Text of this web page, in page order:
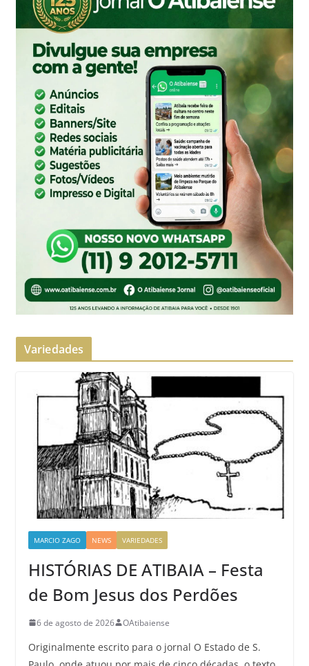
Variedades
MARCIO ZAGO NEWS VARIEDADES
HISTÓRIAS DE ATIBAIA – Festa
de Bom Jesus dos Perdões
6 de agosto de 2026 OAtibaiense
Originalmente escrito para o jornal O Estado de S.